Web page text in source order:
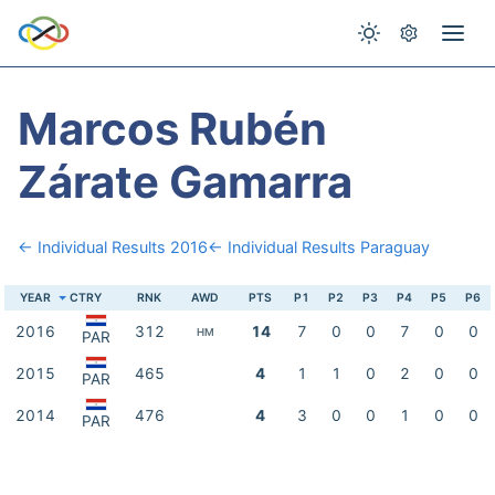
Marcos Rubén
Zárate Gamarra
← Individual Results 2016← Individual Results Paraguay
YEAR CTRY RNK AWD PTS P1 P2 P3 P4 P5 P6
2016 PAR 312 HM 14 7 0 0 7 0 0
2015 PAR 465 4 1 1 0 2 0 0
2014 PAR 476 4 3 0 0 1 0 0